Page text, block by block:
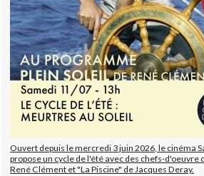
Ouvert depuis le mercredi 3 juin 2026, le cinéma
propose un cycle de l'été avec des chefs-d'oeuvre
René Clément et "La Piscine" de Jacques Deray.